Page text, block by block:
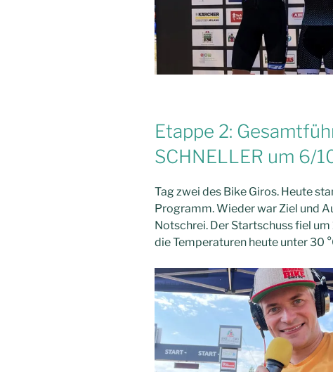
Etappe 2:
SCHNELLER um 6/
Tag zwei des Bike Giros. Heute
Programm. Wieder war Ziel und
Notschrei. Der Startschuss fiel
die Temperaturen heute unter 30